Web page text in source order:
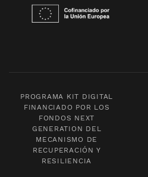
PROGRAMA KIT DIGITAL
FINANCIADO POR LOS
FONDOS NEXT
GENERATION DEL
MECANISMO DE
RECUPERACIÓN Y
RESILIENCIA